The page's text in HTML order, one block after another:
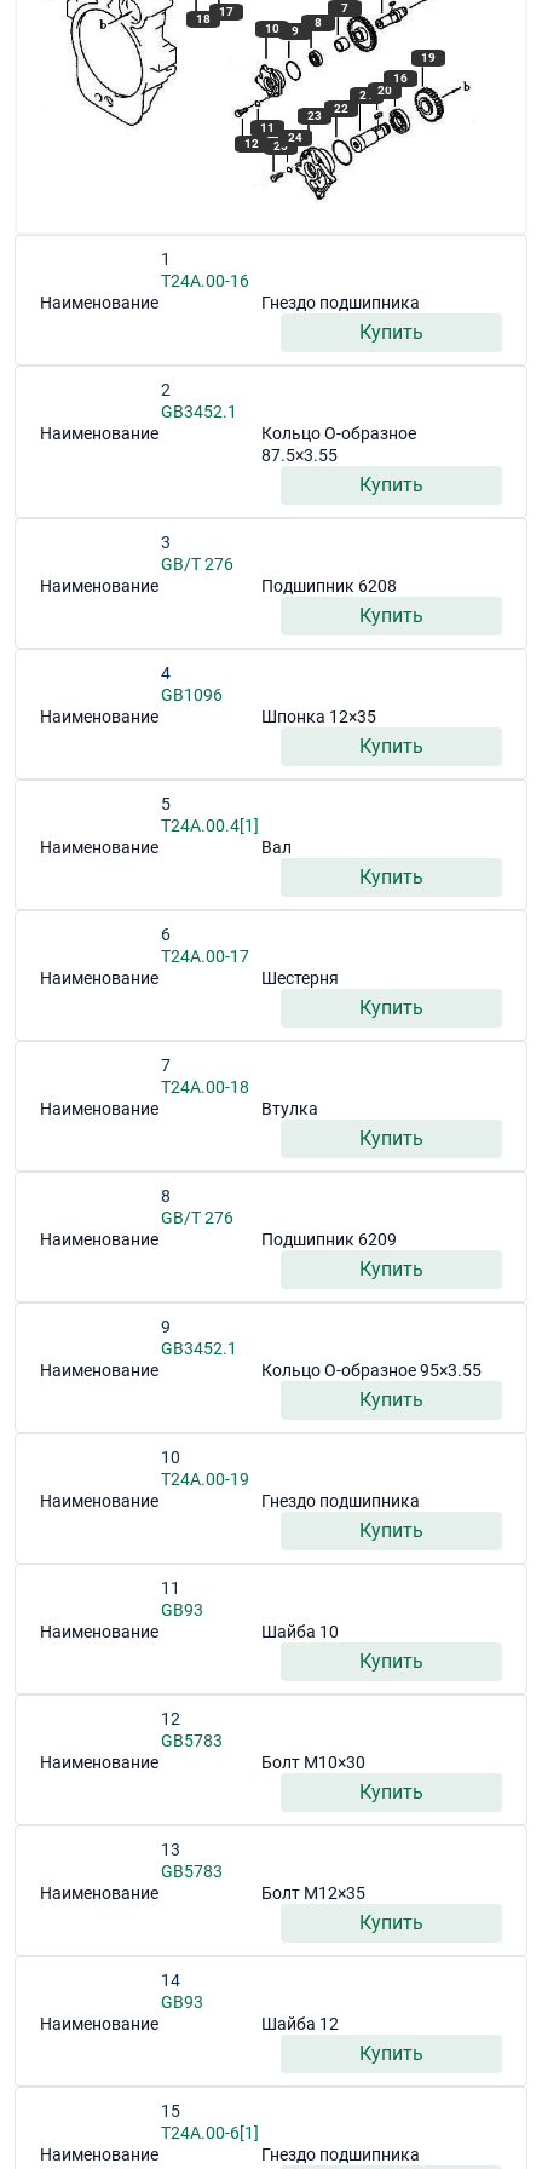
18
17
10 9
8
7
12
11
25
24
23
22
21 20
16
19
1
T24A.00-16
Наименование
Гнездо подшипника
Купить
2
GB3452.1
Наименование
Кольцо О-образное
87.5×3.55
Купить
3
GB/T 276
Наименование
Подшипник 6208
Купить
4
GB1096
Наименование
Шпонка 12×35
Купить
5
T24A.00.4[1]
Наименование
Вал
Купить
6
T24A.00-17
Наименование
Шестерня
Купить
7
T24A.00-18
Наименование
Втулка
Купить
8
GB/T 276
Наименование
Подшипник 6209
Купить
9
GB3452.1
Наименование
Кольцо О-образное 95×3.55
Купить
10
T24A.00-19
Наименование
Гнездо подшипника
Купить
11
GB93
Наименование
Шайба 10
Купить
12
GB5783
Наименование
Болт M10×30
Купить
13
GB5783
Наименование
Болт M12×35
Купить
14
GB93
Наименование
Шайба 12
Купить
15
T24A.00-6[1]
Наименование
Гнездо подшипника